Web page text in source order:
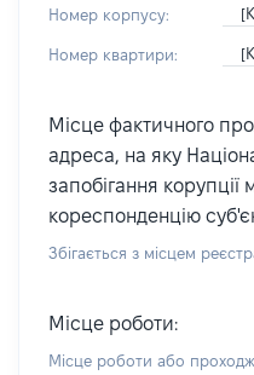
Номер корпусу:
Номер квартири:
Місце фактичного
адреса, на яку
запобігання
кореспонденцію
Збігається з місцем
Місце роботи:
Місце роботи або